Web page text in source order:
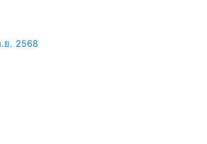
.ย. 2568